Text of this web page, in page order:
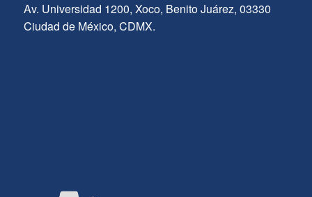
Av. Universidad 1200, Xoco, Benito Juárez, 03330
Ciudad de México, CDMX.